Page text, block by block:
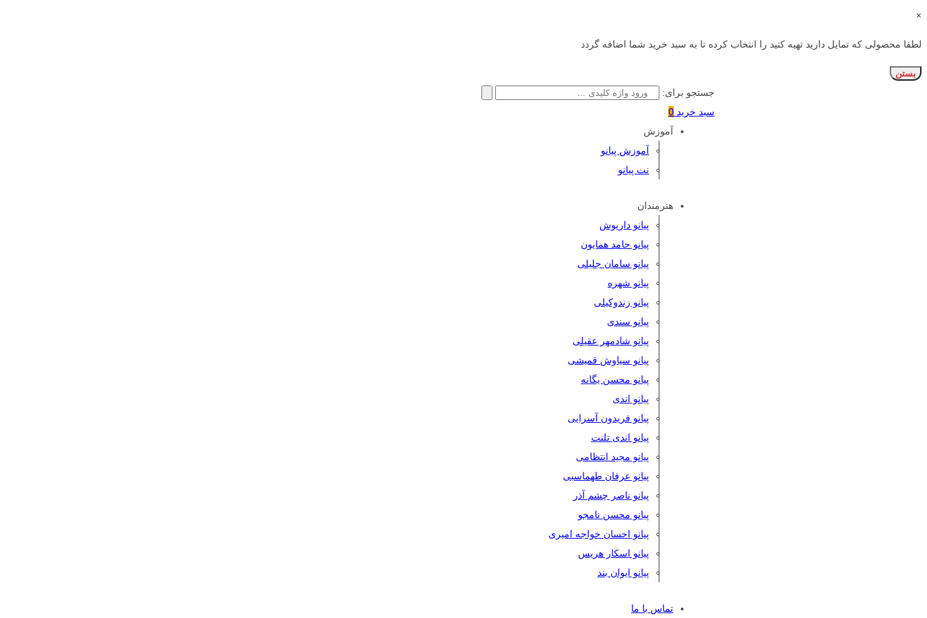
×
لطفا محصولی که تمایل دارید تهیه کنید را انتخاب کرده تا به سبد خرید شما اضافه گردد
بستن
جستجو برای:
سبد خرید 0
آموزش
آموزش پیانو
نت پیانو
هنرمندان
پیانو داریوش
پیانو حامد همایون
پیانو سامان جلیلی
پیانو شهره
پیانو زندوکیلی
پیانو سندی
پیانو شادمهر عقیلی
پیانو سیاوش قمیشی
پیانو محسن یگانه
پیانو اندی
پیانو فریدون آسرایی
پیانو اندی تلنت
پیانو مجید انتظامی
پیانو عرفان طهماسبی
پیانو ناصر چشم آذر
پیانو محسن نامجو
پیانو احسان خواجه امیری
پیانو اسکار هریس
پیانو ایوان بند
تماس با ما